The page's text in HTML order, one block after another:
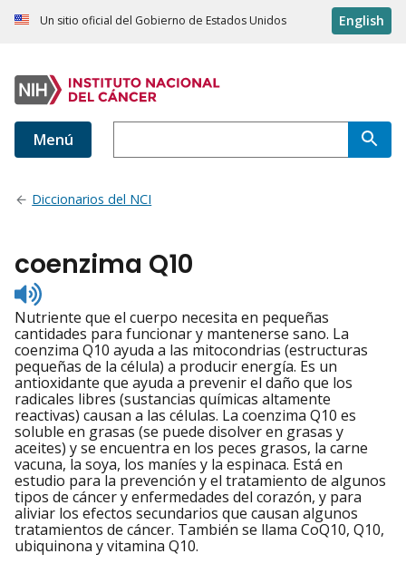
Un sitio oficial del Gobierno de Estados Unidos English
Menú
Diccionarios del NCI
coenzima Q10
Listen
to
pronunciation
Nutriente que el cuerpo necesita en pequeñas
cantidades para funcionar y mantenerse sano. La
coenzima Q10 ayuda a las mitocondrias (estructuras
pequeñas de la célula) a producir energía. Es un
antioxidante que ayuda a prevenir el daño que los
radicales libres (sustancias químicas altamente
reactivas) causan a las células. La coenzima Q10 es
soluble en grasas (se puede disolver en grasas y
aceites) y se encuentra en los peces grasos, la carne
vacuna, la soya, los maníes y la espinaca. Está en
estudio para la prevención y el tratamiento de algunos
tipos de cáncer y enfermedades del corazón, y para
aliviar los efectos secundarios que causan algunos
tratamientos de cáncer. También se llama CoQ10, Q10,
ubiquinona y vitamina Q10.